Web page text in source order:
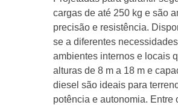
cargas de até 250 kg e são
precisão e resistência.
se a diferentes
ambientes internos e locais
alturas de 8 m a 18 m e
diesel são ideais para
potência e autonomia.